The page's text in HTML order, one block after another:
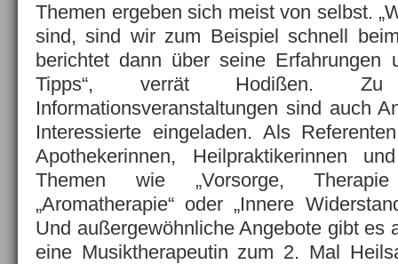
Themen ergeben sich meist von selbst.
sind, sind wir zum Beispiel schnell
berichtet dann über seine Erfahrungen
Tipps“, verrät Hodißen.
Informationsveranstaltungen sind auch
Interessierte eingeladen. Als
Apothekerinnen, Heilpraktikerinnen
Themen wie „Vorsorge,
„Aromatherapie“ oder „Innere
Und außergewöhnliche Angebote gibt es
eine Musiktherapeutin zum 2. Mal